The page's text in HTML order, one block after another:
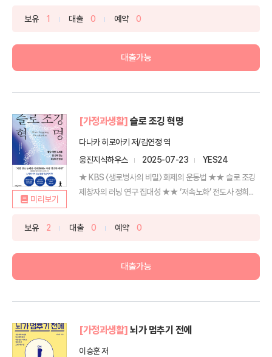
보유 1 대출 0 예약 0
대출가능
미리보기
[가정과생활] 슬로 조깅 혁명
다나카 히로아키 저/김연정 역
웅진지식하우스
2025-07-23
YES24
★ KBS 〈생로병사의 비밀〉 화제의 운동법 ★★ 슬로 조깅
제창자의 러닝 연구 집대성 ★★ ‘저속노화’ 전도사 정희...
보유 2 대출 0 예약 0
대출가능
[가정과생활] 뇌가 멈추기 전에
이승훈 저